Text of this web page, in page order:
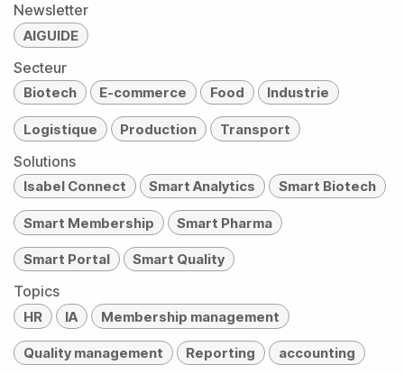
Newsletter
AIGUIDE
Secteur
Biotech E-commerce Food Industrie
Logistique Production Transport
Solutions
Isabel Connect Smart Analytics Smart Biotech
Smart Membership Smart Pharma
Smart Portal Smart Quality
Topics
HR IA Membership management
Quality management Reporting accounting